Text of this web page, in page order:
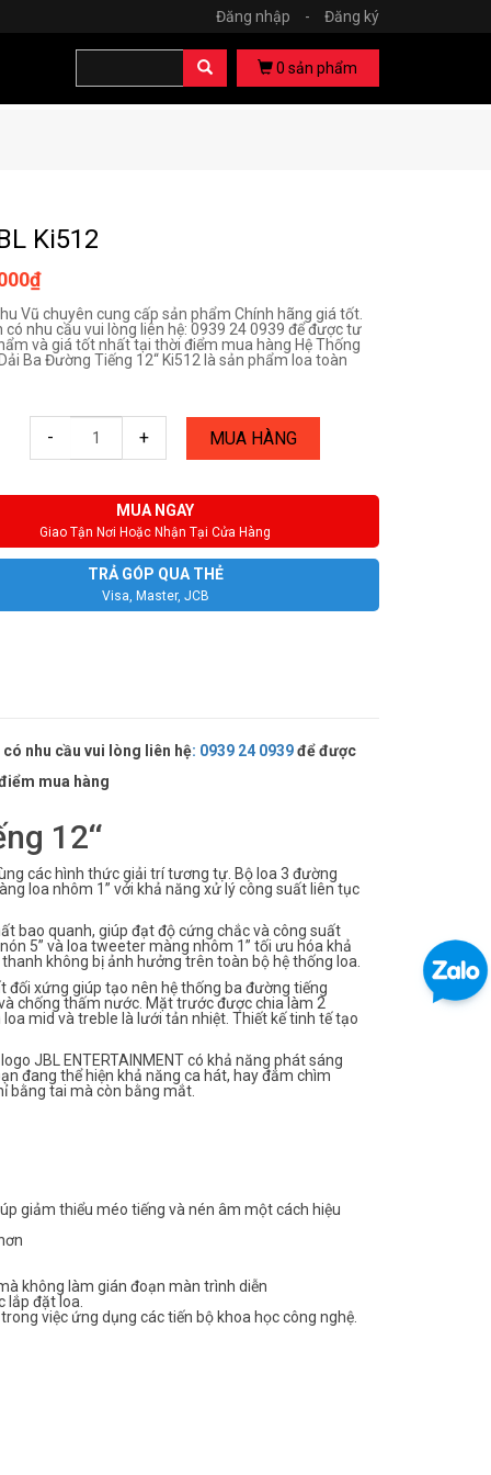
Đăng nhập - Đăng ký
0 sản phẩm
Ki512
Vũ chuyên cung cấp sản phẩm Chính hãng giá tốt.
có nhu cầu vui lòng liên hệ: 0939 24 0939 để được tư
và giá tốt nhất tại thời điểm mua hàng Hệ Thống
Ba Đường Tiếng 12‘‘ Ki512 là sản phẩm loa toàn
- + MUA HÀNG
MUA NGAY
Giao Tận Nơi Hoặc Nhận Tại Cửa Hàng
TRẢ GÓP QUA THẺ
Visa, Master, JCB
nhu cầu vui lòng liên hệ: 0939 24 0939 để được
mua hàng
12‘‘
các hình thức giải trí tương tự. Bộ loa 3 đường
loa nhôm 1” với khả năng xử lý công suất liên tục
bao quanh, giúp đạt độ cứng chắc và công suất
5” và loa tweeter màng nhôm 1” tối ưu hóa khả
không bị ảnh hưởng trên toàn bộ hệ thống loa.
đối xứng giúp tạo nên hệ thống ba đường tiếng
chống thấm nước. Mặt trước được chia làm 2
mid và treble là lưới tản nhiệt. Thiết kế tinh tế tạo
JBL ENTERTAINMENT có khả năng phát sáng
đang thể hiện khả năng ca hát, hay đắm chìm
bằng tai mà còn bằng mắt.
giảm thiểu méo tiếng và nén âm một cách hiệu
không làm gián đoạn màn trình diễn
lắp đặt loa.
việc ứng dụng các tiến bộ khoa học công nghệ.